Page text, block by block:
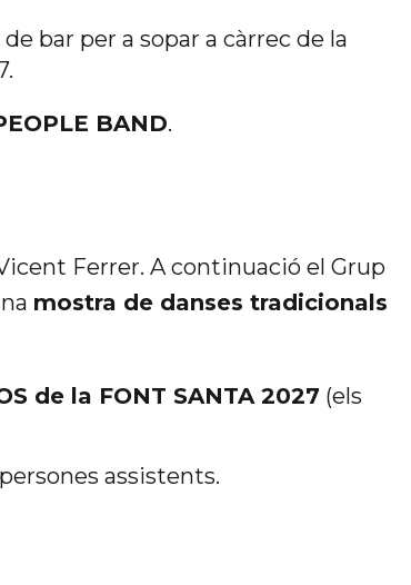
bar per a sopar a càrrec de la
BAND.
Ferrer. A continuació el Grup
mostra de danses tradicionals
de la FONT SANTA 2027 (els
assistents.